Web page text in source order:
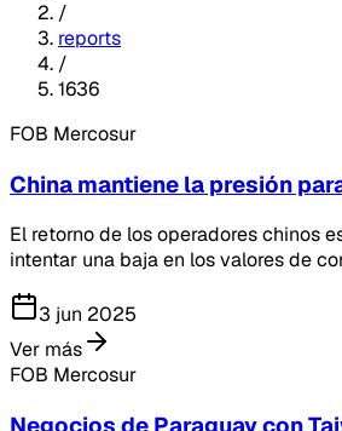
/
reports
/
1636
FOB Mercosur
China mantiene la presión
El retorno de los operadores chinos
intentar una baja en los valores de
3 jun 2025
Ver más
FOB Mercosur